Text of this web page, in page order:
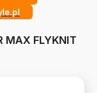
MAX FLYKNIT